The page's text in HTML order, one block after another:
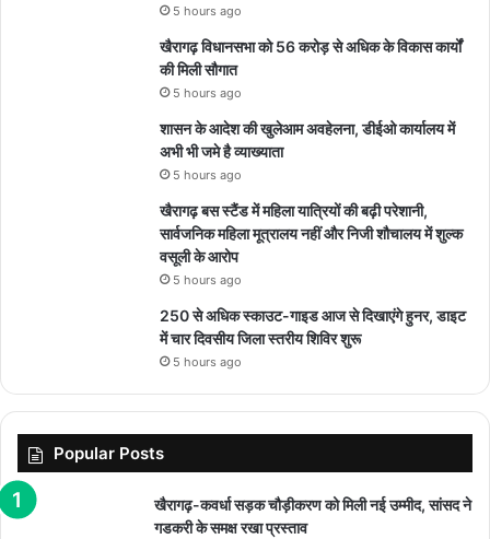
5 hours ago
खैरागढ़ विधानसभा को 56 करोड़ से अधिक के विकास कार्यों
की मिली सौगात
5 hours ago
शासन के आदेश की खुलेआम अवहेलना, डीईओ कार्यालय में
अभी भी जमे है व्याख्याता
5 hours ago
खैरागढ़ बस स्टैंड में महिला यात्रियों की बढ़ी परेशानी,
सार्वजनिक महिला मूत्रालय नहीं और निजी शौचालय में शुल्क
वसूली के आरोप
5 hours ago
250 से अधिक स्काउट-गाइड आज से दिखाएंगे हुनर, डाइट
में चार दिवसीय जिला स्तरीय शिविर शुरू
5 hours ago
Popular Posts
खैरागढ़-कवर्धा सड़क चौड़ीकरण को मिली नई उम्मीद, सांसद ने
गडकरी के समक्ष रखा प्रस्ताव